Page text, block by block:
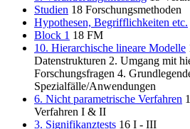
Studien 18 Forschungsmethoden
Hypothesen, Begrifflichkeiten etc.
Block 1 18 FM
10. Hierarchische lineare Modelle
Datenstrukturen 2. Umgang mit
Forschungsfragen 4.
Spezialfälle/Anwendungen
6. Nicht parametrische Verfahren
Verfahren I & II
3. Signifikanztests 16 I - III